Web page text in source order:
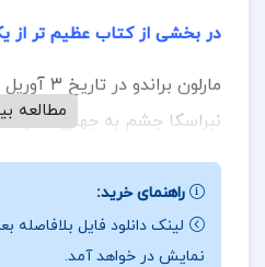
در بخشی از کتاب عظیم تر از
نبراسکا چشم به جهان گشود.
هنرپیشگی علاقه‌مند شد و با
موثرترین و محبوب‌ترین
شد. بسیاری از
مطالعه
راهنمای خرید:
لینک دانلود فایل بلافاصله
نمایش در خواهد آمد.